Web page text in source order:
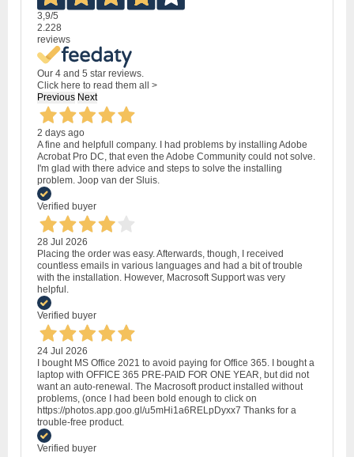
3,9/5
2.228
reviews
Our 4 and 5 star reviews.
Click here to read them all >
Previous Next
2 days ago
A fine and helpfull company. I had problems by installing Adobe
Acrobat Pro DC, that even the Adobe Community could not solve.
I'm glad with there advice and steps to solve the installing
problem. Joop van der Sluis.
Verified buyer
28 Jul 2026
Placing the order was easy. Afterwards, though, I received
countless emails in various languages and had a bit of trouble
with the installation. However, Macrosoft Support was very
helpful.
Verified buyer
24 Jul 2026
I bought MS Office 2021 to avoid paying for Office 365. I bought a
laptop with OFFICE 365 PRE-PAID FOR ONE YEAR, but did not
want an auto-renewal. The Macrosoft product installed without
problems, (once I had been bold enough to click on
https://photos.app.goo.gl/u5mHi1a6RELpDyxx7 Thanks for a
trouble-free product.
Verified buyer